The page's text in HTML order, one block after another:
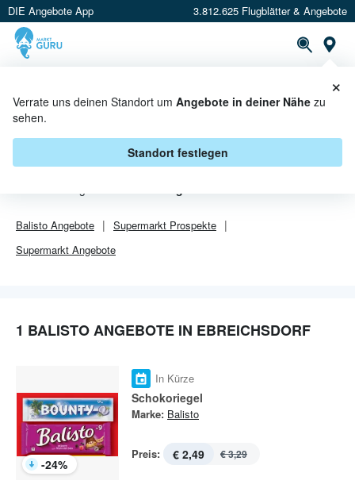
DIE Angebote App 3.812.625 Flugblätter & Angebote
Verrate uns deinen Standort um Angebote in deiner Nähe zu
sehen.
Standort festlegen
×
BALISTO ANGEBOTE IN
EBREICHSDORF
Balisto Angebote Supermarkt Prospekte
Supermarkt Angebote
1 BALISTO ANGEBOTE IN EBREICHSDORF
-24%
In Kürze
Schokoriegel
Marke: Balisto
Preis: € 2,49 € 3,29